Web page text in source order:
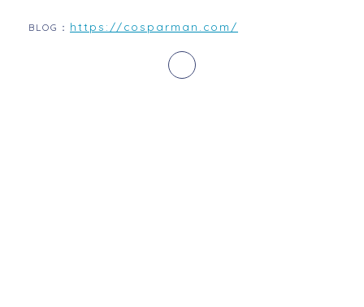
BLOG： https://cosparman.com/